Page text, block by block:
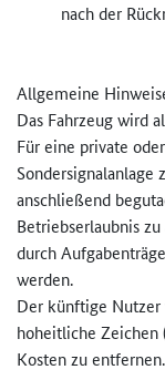
nach der
Allgemeine
Das Fahrzeug wird
Für eine private
Sondersignalanlage
anschließend
Betriebserlaubnis
durch
werden.
Der künftige
hoheitliche Zeichen
Kosten zu entfernen.